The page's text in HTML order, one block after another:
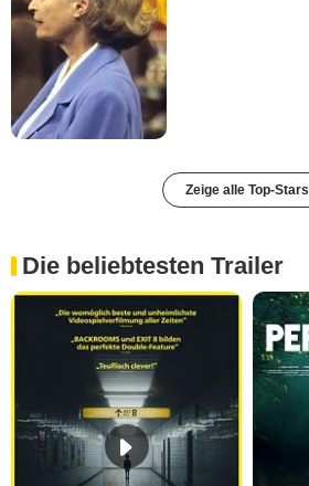
Zeige alle Top-Stars
Die beliebtesten Trailer